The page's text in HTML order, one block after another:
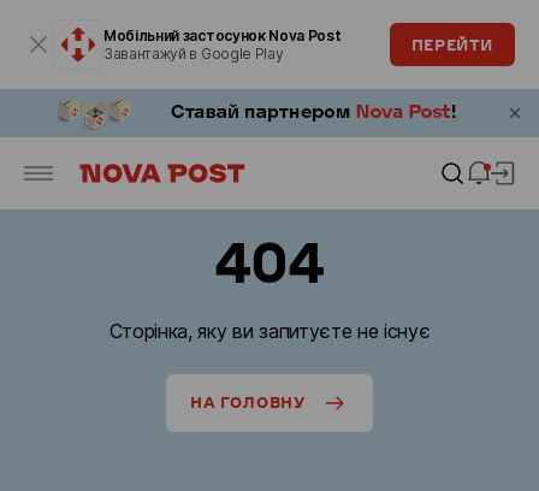
Мобільний застосунок Nova Post
Завантажуй в Google Play
ПЕРЕЙТИ
404
Сторінка, яку ви запитуєте не існує
НА ГОЛОВНУ